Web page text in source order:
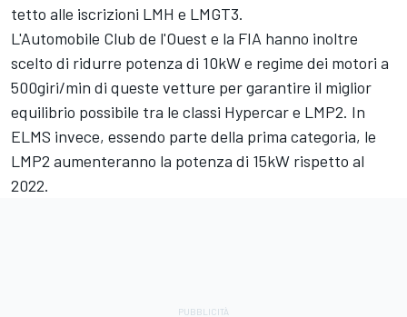
tetto alle iscrizioni LMH e LMGT3.
L'Automobile Club de l'Ouest e la FIA hanno inoltre
scelto di ridurre potenza di 10kW e regime dei motori a
500giri/min di queste vetture per garantire il miglior
equilibrio possibile tra le classi Hypercar e LMP2. In
ELMS invece, essendo parte della prima categoria, le
LMP2 aumenteranno la potenza di 15kW rispetto al
2022.